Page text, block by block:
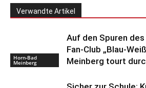
Verwandte Artikel
Horn-Bad
Auf den Spuren des
Fan-Club „Blau-
Meinberg tourt